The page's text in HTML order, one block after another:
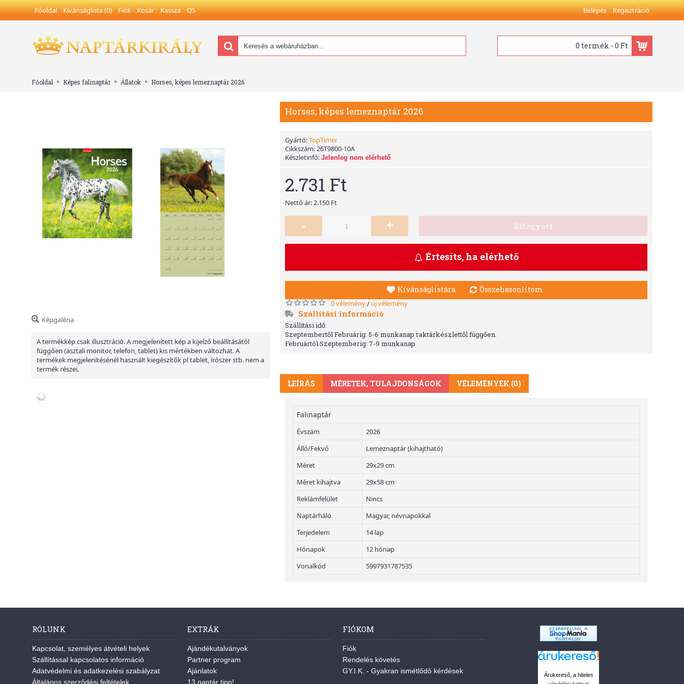
Főoldal Kívánságlista (0) Fiók Kosár Kassza QS Belépés Regisztráció
0 termék - 0 Ft
Főoldal Képes falinaptár Állatok Horses, képes lemeznaptár 2026
Képgaléria
A termékkép csak illusztráció. A megjelenített kép a kijelző beállításától
függően (asztali monitor, telefon, tablet) kis mértékben változhat. A
termékek megjelenítésénél használt kiegészítők pl tablet, írószer stb. nem a
termék részei.
Horses, képes lemeznaptár 2026
Gyártó:TopTimer
Cikkszám:26T9800-10A
Készletinfó: Jelenleg nem elérhető
2.731 Ft
Nettó ár: 2.150 Ft
- + Elfogyott
Értesíts, ha elérhető
Kívánságlistára Összehasonlítom
0 vélemény/ új vélemény
Szállítási információ
Szállítási idő:
Szeptembertől Februárig: 5-6 munkanap raktárkészlettől függően.
Februártól Szeptemberig: 7-9 munkanap
LEÍRÁS MÉRETEK, TULAJDONSÁGOK VÉLEMÉNYEK (0)
Falinaptár
Évszám
2026
Álló/Fekvő
Lemeznaptár (kihajtható)
Méret
29x29 cm
Méret kihajtva
29x58 cm
Reklámfelület
Nincs
Naptárháló
Magyar, névnapokkal
Terjedelem
14 lap
Hónapok
12 hónap
Vonalkód
5997931787535
RÓLUNK
Kapcsolat, személyes átvételi helyek
Szállítással kapcsolatos információ
Adatvédelmi és adatkezelési szabályzat
Általános szerződési feltételek
EXTRÁK
Ajándékutalványok
Partner program
Ajánlatok
13 naptár tipp!
FIÓKOM
Fiók
Rendelés követés
GY.I.K. - Gyakran ismétlődő kérdések
Árukereső, a hiteles